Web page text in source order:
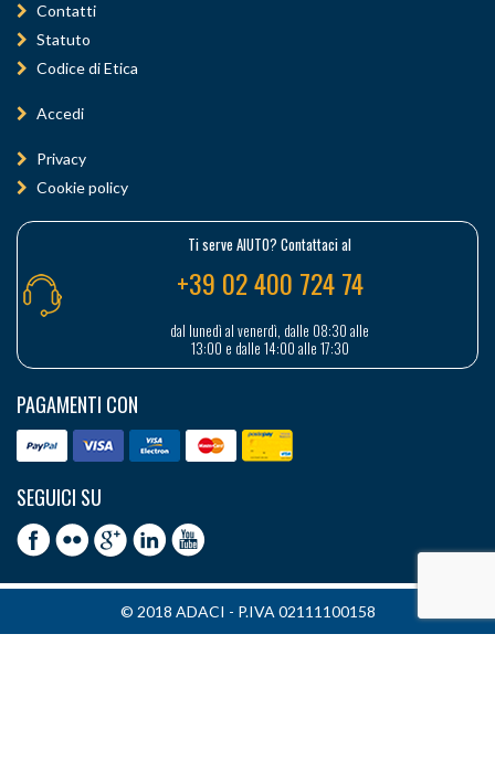
Contatti
Statuto
Codice di Etica
Accedi
Privacy
Cookie policy
Ti serve AIUTO? Contattaci al
+39 02 400 724 74
dal lunedì al venerdì, dalle 08:30 alle
13:00 e dalle 14:00 alle 17:30
PAGAMENTI CON
SEGUICI SU
© 2018 ADACI - P.IVA 02111100158